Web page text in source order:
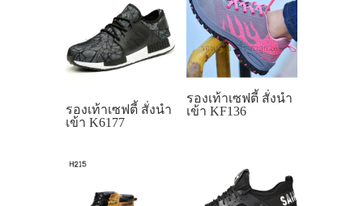
รองเท้าเซฟตี้ สั่งนำ
เข้า K6177
รองเท้าเซฟตี้ สั่งนำ
เข้า KF136